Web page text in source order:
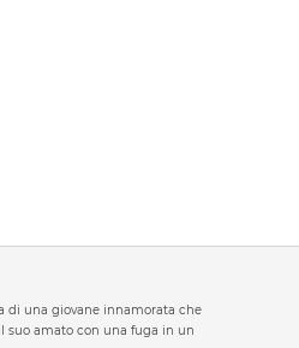
di una giovane innamorata che
suo amato con una fuga in un